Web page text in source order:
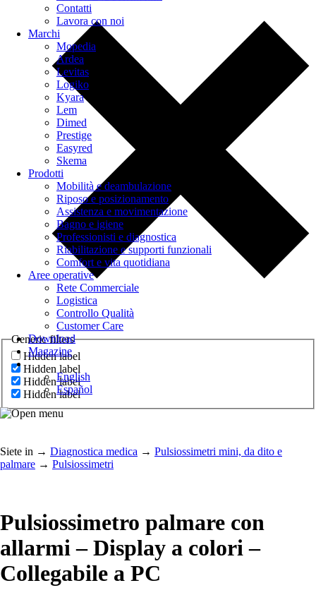
Generic filters
Hidden label
Hidden label
Hidden label
Hidden label
Contatti
Lavora con noi
Marchi
Mopedia
Ardea
Levitas
Logiko
Kyara
Lem
Dimed
Prestige
Easyred
Skema
Prodotti
Mobilità e deambulazione
Riposo e posizionamento
Assistenza e movimentazione
Bagno e igiene
Professionisti e diagnostica
Riabilitazione e supporti funzionali
Comfort e vita quotidiana
Aree operative
Rete Commerciale
Logistica
Controllo Qualità
Customer Care
Download
Magazine
English
Español
Siete in → Diagnostica medica → Pulsiossimetri mini, da dito e
palmare → Pulsiossimetri
Pulsiossimetro palmare con
allarmi – Display a colori –
Collegabile a PC